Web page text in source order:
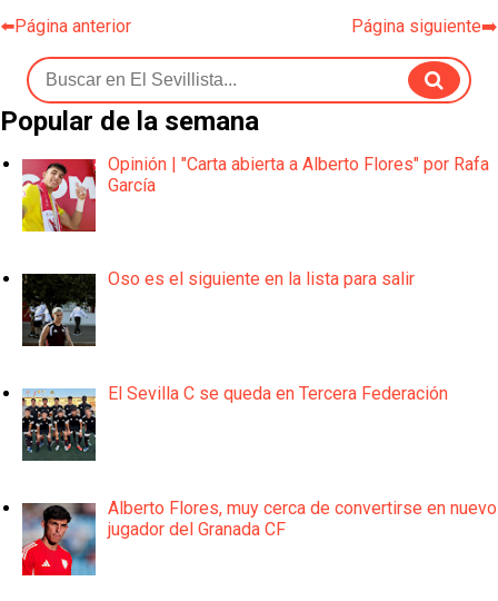
⬅️Página anterior Página siguiente➡️
Popular de la semana
Opinión | "Carta abierta a Alberto Flores" por Rafa
García
Oso es el siguiente en la lista para salir
El Sevilla C se queda en Tercera Federación
Alberto Flores, muy cerca de convertirse en nuevo
jugador del Granada CF